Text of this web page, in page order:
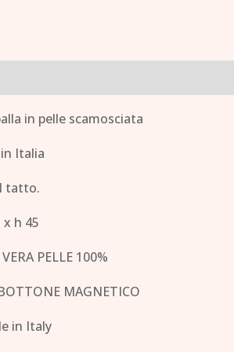
in pelle scamosciata
Italia
tatto.
x h 45
PELLE 100%
MAGNETICO
in Italy